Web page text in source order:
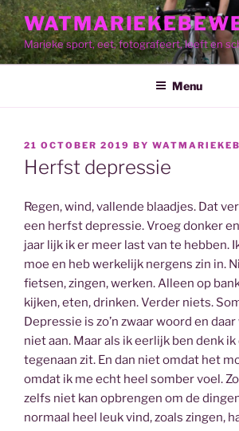
Skip
to
contentMarieke sport, eet, fotografeert, leeft en
Menu
POSTED
ON
21 OCTOBER 2019 BY
Herfst depressie
Regen, wind, vallende blaadjes. Dat
een herfst depressie. Vroeg donker
jaar lijk ik er meer last van te hebben.
moe en heb werkelijk nergens zin in.
fietsen, zingen, werken. Alleen op
kijken, eten, drinken. Verder niets.
Depressie is zo’n zwaar woord en
niet aan. Maar als ik eerlijk ben denk
tegenaan zit. En dan niet omdat het
omdat ik me echt heel somber voel.
zelfs niet kan opbrengen om de
normaal heel leuk vind, zoals zingen,